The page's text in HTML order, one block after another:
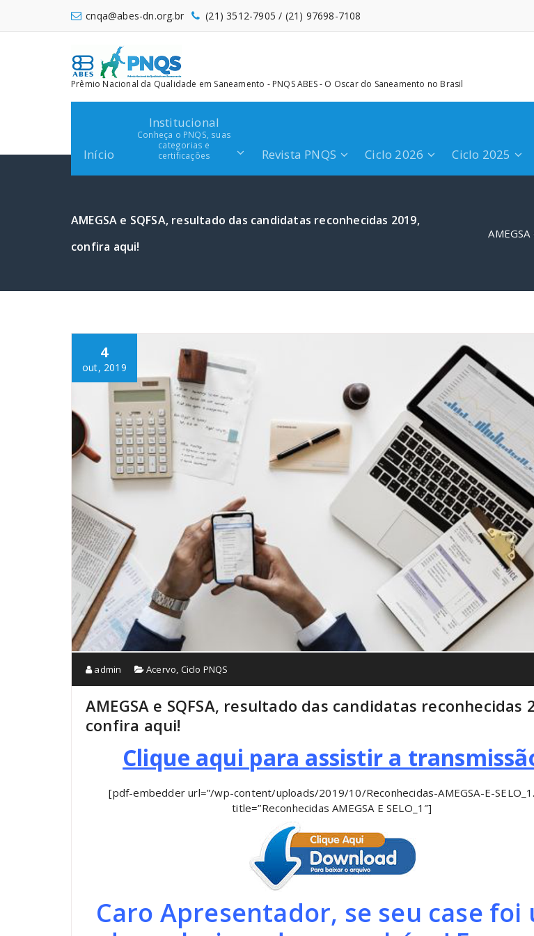
o
cnqa@abes-dn.org.br (21) 3512-7905 / (21) 97698-7108
Prêmio Nacional da Qualidade em Saneamento - PNQS ABES - O Oscar do Saneamento no Brasil
Início
Institucional
Conheça o PNQS, suas
categorias e
certificações
Revista PNQS Ciclo 2026 Ciclo 2025
AMEGSA e SQFSA, resultado das candidatas reconhecidas 2019,
confira aqui!
4
out, 2019
admin Acervo, Ciclo PNQS
AMEGSA e SQFSA, resultado das candidatas reconhecidas
confira aqui!
Clique aqui para assistir a
[pdf-embedder url=”/wp-content/uploads/2019/10/Reconhecidas-AMEGSA-E-
title=”Reconhecidas AMEGSA E SELO_1″]
Caro Apresentador, se seu case foi